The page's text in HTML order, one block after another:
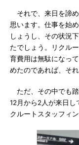
それで、来日を諦
思います。仕事を始
しょうし、その状況
たでしょう。リクル
育費用は無駄になっ
めたのであれば、そ
ただ、その中でも
12月から2人が来日し
クルートスタッフィ